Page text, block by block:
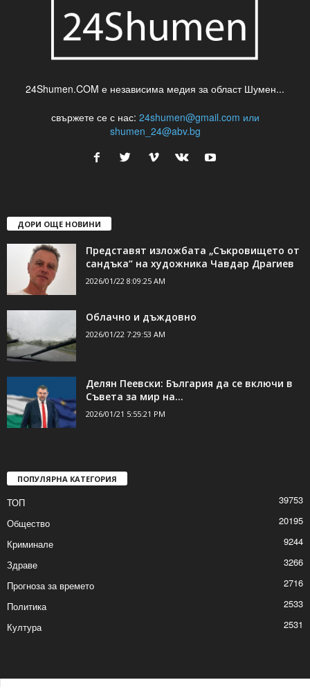
24Shumen.COM е независима медия за област Шумен...
свържете се с нас: 24shumen@gmail.com или
shumen_24@abv.bg
ДОРИ ОЩЕ НОВИНИ
Представят изложбата „Съкровището от
сандъка“ на художника Чавдар Драгиев
2026/01/22 8:09:25 AM
Облачно и дъждовно
2026/01/22 7:29:53 AM
Делян Пеевски: България да се включи в
Съвета за мир на...
2026/01/21 5:55:21 PM
ПОПУЛЯРНА КАТЕГОРИЯ
ТОП
39753
Общество
20195
Криминале
9244
Здраве
3266
Прогноза за времето
2716
Политика
2533
Култура
2531